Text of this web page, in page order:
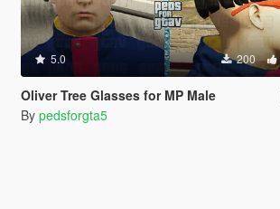
5.0 200
Oliver Tree Glasses for MP Male
By pedsforgta5